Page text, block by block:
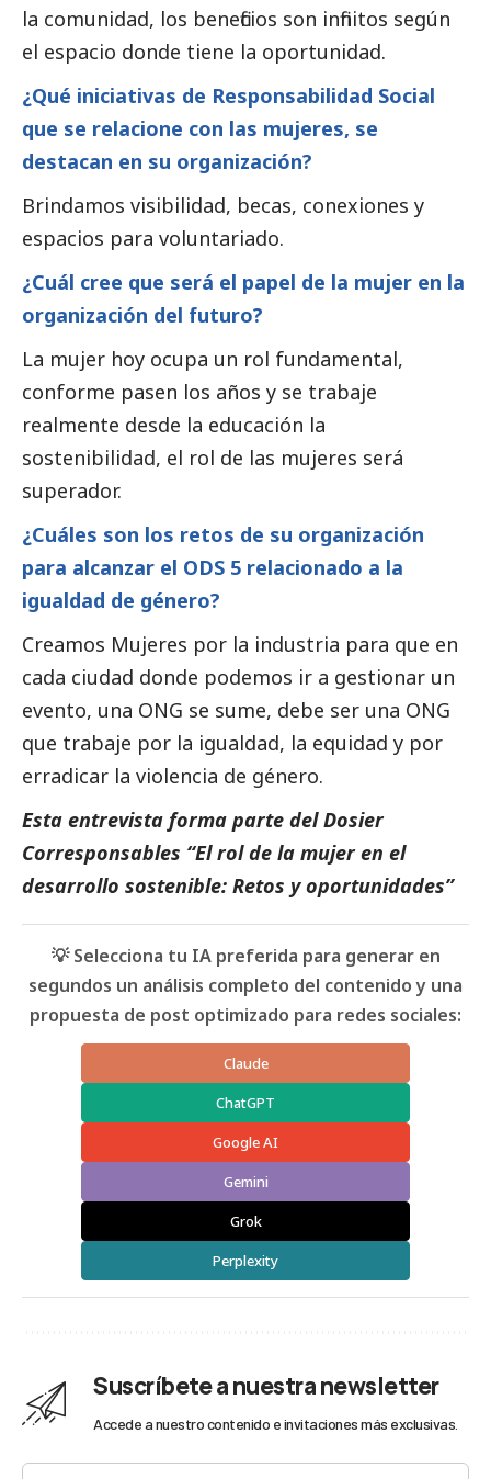
la comunidad, los beneficios son infinitos según
el espacio donde tiene la oportunidad.
¿Qué iniciativas de Responsabilidad Social
que se relacione con las mujeres, se
destacan en su organización?
Brindamos visibilidad, becas, conexiones y
espacios para voluntariado.
¿Cuál cree que será el papel de la mujer en la
organización del futuro?
La mujer hoy ocupa un rol fundamental,
conforme pasen los años y se trabaje
realmente desde la educación la
sostenibilidad, el rol de las mujeres será
superador.
¿Cuáles son los retos de su organización
para alcanzar el ODS 5 relacionado a la
igualdad de género?
Creamos Mujeres por la industria para que en
cada ciudad donde podemos ir a gestionar un
evento, una ONG se sume, debe ser una ONG
que trabaje por la igualdad, la equidad y por
erradicar la violencia de género.
Esta entrevista forma parte delDosier
Corresponsables “El rol de la mujer en el
desarrollo sostenible: Retos y oportunidades”
💡 Selecciona tu IA preferida para generar en
segundos un análisis completo del contenido y una
propuesta de post optimizado para redes sociales:
Claude
ChatGPT
Google AI
Gemini
Grok
Perplexity
Suscríbete a nuestra newsletter
Accede a nuestro contenido e invitaciones más exclusivas.